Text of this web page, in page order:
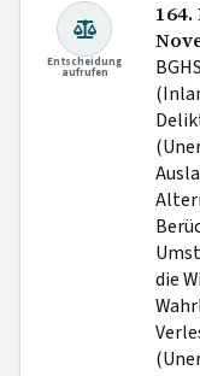
Entscheidung
aufrufen
die